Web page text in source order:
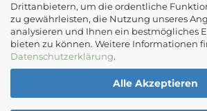
Drittanbietern, um die ordentliche
zu gewährleisten, die Nutzung unseres
analysieren und Ihnen ein bestmögliches
bieten zu können. Weitere Informationen
Datenschutzerklärung.
Alle Akzeptieren
Email: info@diepapierwerkstatt.at
Tel. +43 664 5261978
Kontaktformular